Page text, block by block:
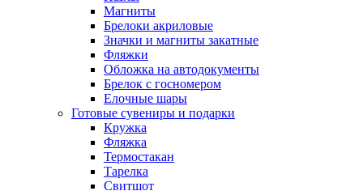
Магниты
Брелоки акриловые
Значки и магниты закатные
Фляжки
Обложка на автодокументы
Брелок с госномером
Елочные шары
Готовые сувениры и подарки
Кружка
Фляжка
Термостакан
Тарелка
Свитшот